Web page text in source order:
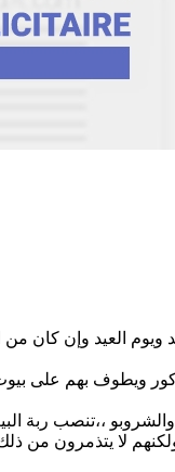
ويطوف بهم على
،،تنصب ربة
لا يتذمرون من